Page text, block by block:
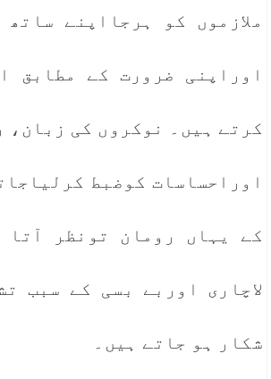
ملازموں کو ہرجااپنے
اوراپنی ضرورت کے مطابق
کرتے ہیں۔ نوکروں کی زبان،
اوراحساسات کوضبط
کے یہاں رومان تونظر آتا
لاچاری اوربے بسی کے سبب
شکار ہو جاتے ہیں۔